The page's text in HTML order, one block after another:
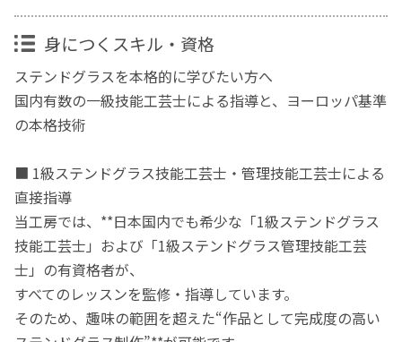
身につくスキル・資格
ステンドグラスを本格的に学びたい方へ
国内有数の一級技能工芸士による指導と、ヨーロッパ基準
の本格技術
■ 1級ステンドグラス技能工芸士・管理技能工芸士による
直接指導
当工房では、**日本国内でも希少な「1級ステンドグラス
技能工芸士」および「1級ステンドグラス管理技能工芸
士」の有資格者が、
すべてのレッスンを監修・指導しています。
そのため、趣味の範囲を超えた“作品として完成度の高い